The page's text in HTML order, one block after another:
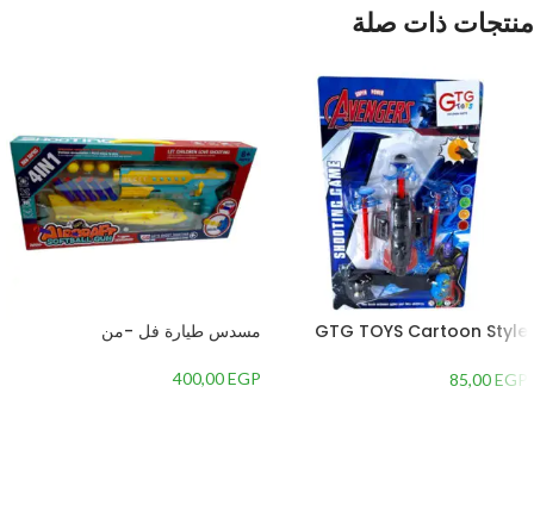
منتجات ذات صلة
GTG TOYS Cartoon Style
85,00EGP
مسدس طيارة فل -من
400,00EGP